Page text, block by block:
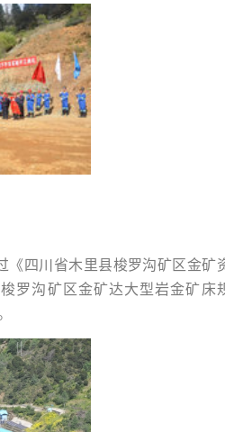
《四川省木里县梭罗沟矿区金矿
罗沟矿区金矿达大型岩金矿床